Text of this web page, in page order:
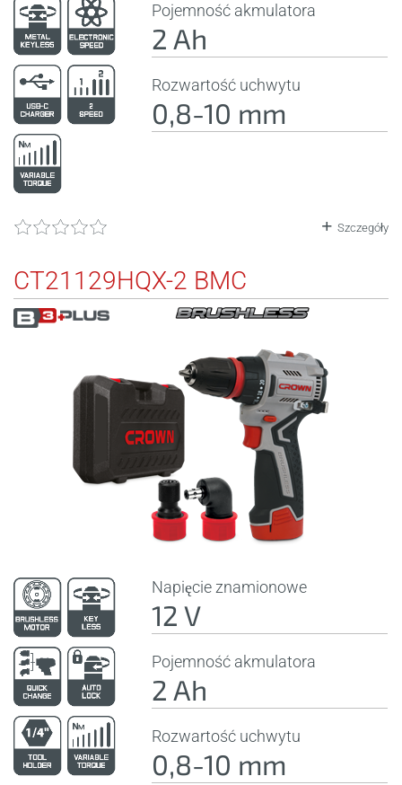
Pojemność akmulatora
2 Ah
Rozwartość uchwytu
0,8-10 mm
Szczegóły
CT21129HQX-2 BMC
Napięcie znamionowe
12 V
Pojemność akmulatora
2 Ah
Rozwartość uchwytu
0,8-10 mm